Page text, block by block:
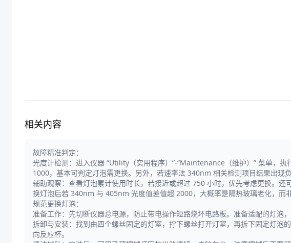
相关内容
故障精准判定：
光度计检测：进入仪器 “Utility（实用程序）”-“Maintenance（维护）” 菜单，
1000，基本可判定灯泡需更换。另外，若速率法 340nm 相关检测项目结果出现
辅助观察：查看灯泡累计使用时长，若接近或超过 750 小时，优先考虑更换。
换灯泡后若 340nm 与 405nm 光度值差值超 2000，大概率是隔热玻璃老化，而非
规范更换灯泡：
准备工作：先切断仪器总电源，防止带电操作短路烧坏电路板。准备适配的灯泡
拆卸与安装：找到由四个螺丝固定的灯室，拧下螺丝打开灯室，再拆下固定灯
向反应杯。